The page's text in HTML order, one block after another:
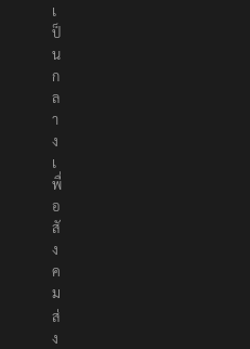
ง
เ
ป็
น
ก
ล
า
ง
เ
พื่
อ
สั
ง
ค
ม
ส่